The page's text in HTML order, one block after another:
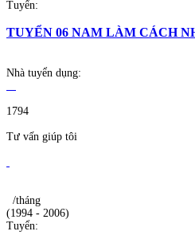
Tuyển:
TUYỂN 06 NAM LÀM CÁCH
Nhà tuyển dụng:
1794
Tư vấn giúp tôi
/tháng
(1994 - 2006)
Tuyển: